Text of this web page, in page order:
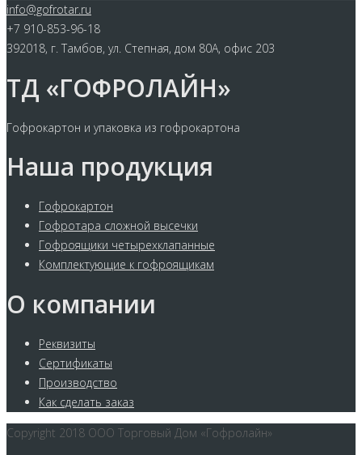
info@gofrotar.ru
+7 910-853-96-18
392018, г. Тамбов, ул. Степная, дом 80А, офис 203
ТД «ГОФРОЛАЙН»
Гофрокартон и упаковка из гофрокартона
Наша продукция
Гофрокартон
Гофротара сложной высечки
Гофроящики четырехклапанные
Комплектующие к гофроящикам
О компании
Реквизиты
Сертификаты
Производство
Как сделать заказ
Copyright 2018 ООО Торговый Дом «Гофролайн»